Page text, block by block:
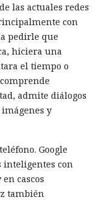
las actuales redes
con
pedirle que
hiciera una
el tiempo o
admite diálogos
y
Google
inteligentes con
cascos
también